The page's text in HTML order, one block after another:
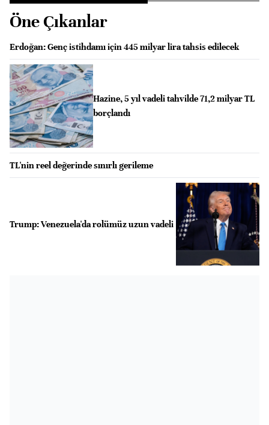
Öne Çıkanlar
Erdoğan: Genç istihdamı için 445 milyar lira tahsis edilecek
Hazine, 5 yıl vadeli tahvilde 71,2 milyar TL
borçlandı
TL'nin reel değerinde sınırlı gerileme
Trump: Venezuela'da rolümüz uzun vadeli